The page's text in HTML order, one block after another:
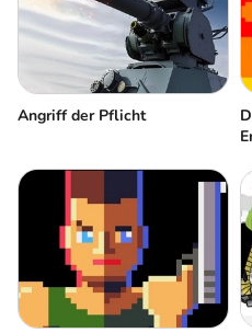
Angriff der Pflicht